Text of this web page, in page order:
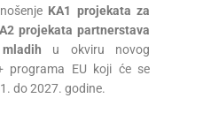
KA1 projekata za
projekata partnerstava
u okviru novog
programa EU koji će se
do 2027. godine.